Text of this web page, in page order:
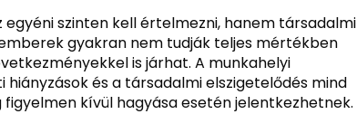
szinten kell értelmezni, hanem társadalmi
gyakran nem tudják teljes mértékben
is járhat. A munkahelyi
és a társadalmi elszigetelődés mind
kívül hagyása esetén jelentkezhetnek.